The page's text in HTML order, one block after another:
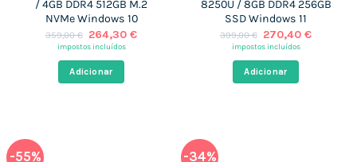
/ 4GB DDR4 512GB M.2
NVMe Windows 10
359,00€ O
preço
era:
359,00 €.
264,30€O
impostos incluídos
Adicionar
8250U / 8GB DDR4 256GB
SSD Windows 11
399,00€ O
preço
era:
399,00 €.
270,40€O
impostos incluídos
Adicionar
-55% -34%